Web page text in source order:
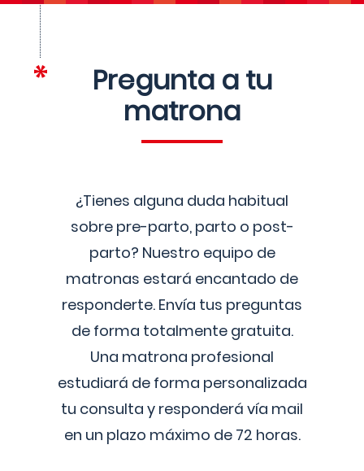
Pregunta a tu
matrona
¿Tienes alguna duda habitual
sobre pre-parto, parto o post-
parto? Nuestro equipo de
matronas estará encantado de
responderte. Envía tus preguntas
de forma totalmente gratuita.
Una matrona profesional
estudiará de forma personalizada
tu consulta y responderá vía mail
en un plazo máximo de 72 horas.